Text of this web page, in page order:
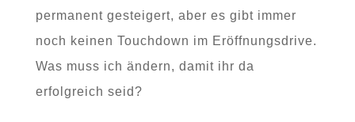
permanent gesteigert, aber es gibt immer
noch keinen Touchdown im Eröffnungsdrive.
Was muss ich ändern, damit ihr da
erfolgreich seid?